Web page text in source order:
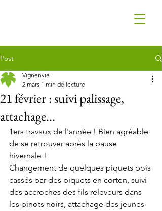
Post
21 février : suivi palissage,
attachage...
Vignenvie
2 mars 1 min de lecture
1ers travaux de l'année ! Bien agréable
de se retrouver après la pause
hivernale !
Changement de quelques piquets bois
cassés par des piquets en corten, suivi
des accroches des fils releveurs dans
les pinots noirs, attachage des jeunes